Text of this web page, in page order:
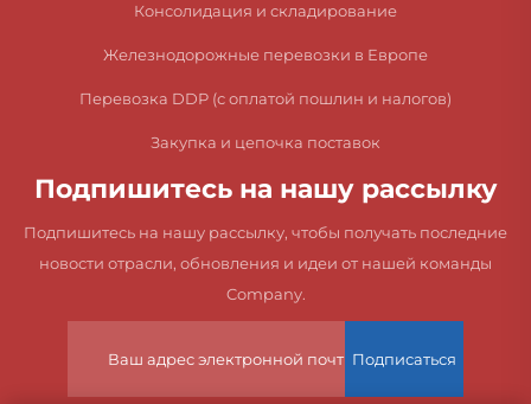
Консолидация и складирование
Железнодорожные перевозки в Европе
Перевозка DDP (с оплатой пошлин и налогов)
Закупка и цепочка поставок
Подпишитесь на нашу рассылку
Подпишитесь на нашу рассылку, чтобы получать последние
новости отрасли, обновления и идеи от нашей команды
Company.
Подписаться